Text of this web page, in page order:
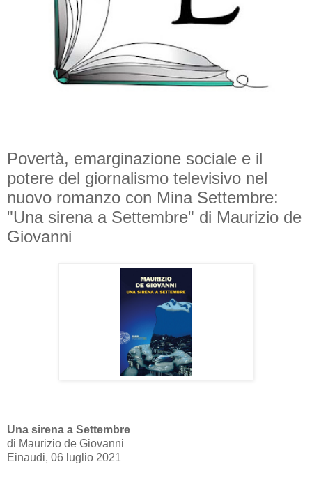
Povertà, emarginazione sociale e il
potere del giornalismo televisivo nel
nuovo romanzo con Mina Settembre:
"Una sirena a Settembre" di Maurizio de
Giovanni
Una sirena a Settembre
di Maurizio de Giovanni
Einaudi, 06 luglio 2021